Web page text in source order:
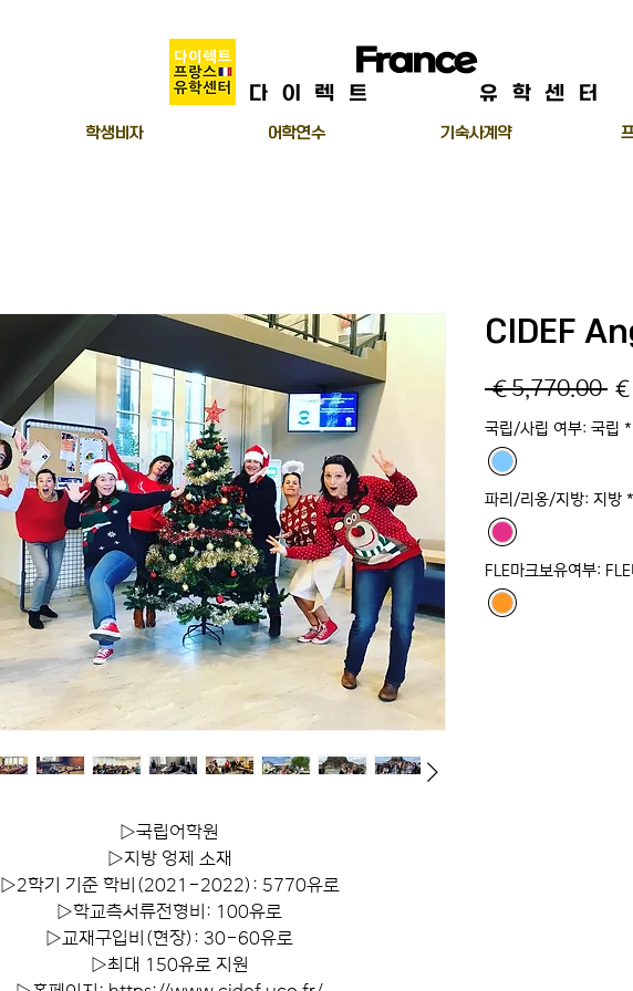
FranceCenter
다이렉트 유학센터
학생비자 어학연수 기숙사계약
▷국립어학원
▷지방 엉제 소재
▷2학기 기준 학비(2021-2022): 5770유로
▷학교측서류전형비: 100유로
▷교재구입비(현장): 30-60유로
▷최대 150유로 지원
CIDEF
€5,770.00
국립/사립 여부: 국립 *
파리/리옹/지방: 지방 *
FLE마크보유여부: